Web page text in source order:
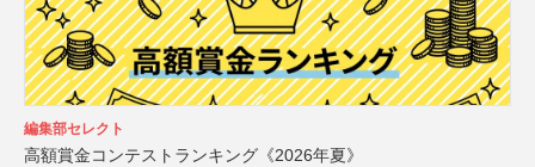
編集部セレクト
高額賞金コンテストランキング《2026年夏》